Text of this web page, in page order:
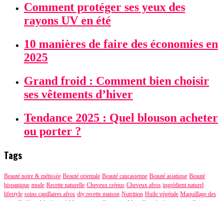
Comment protéger ses yeux des
rayons UV en été
10 manières de faire des économies en
2025
Grand froid : Comment bien choisir
ses vêtements d’hiver
Tendance 2025 : Quel blouson acheter
ou porter ?
Tags
Beauté noire & métissée Beauté orientale Beauté caucasienne Beauté asiatique Beauté
hispanique mode Recette naturelle Cheveux crépus Cheveux afros ingrédient naturel
lifestyle soins capillaires afros diy recette maison Nutrition Huile végétale Maquillage des